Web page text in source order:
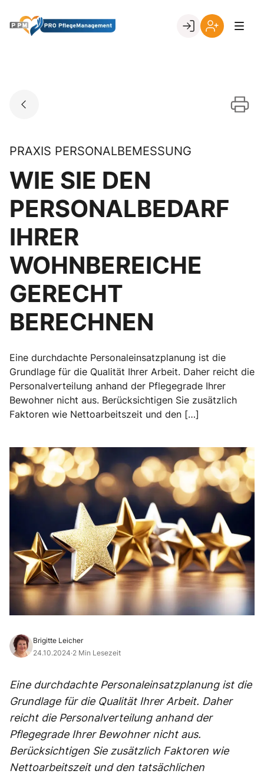
content
Go to landing page.
PRAXIS PERSONALBEMESSUNG
WIE SIE DEN
PERSONALBEDARF
IHRER
WOHNBEREICHE
GERECHT
BERECHNEN
Eine durchdachte Personaleinsatzplanung ist die
Grundlage für die Qualität Ihrer Arbeit. Daher reicht die
Personalverteilung anhand der Pflegegrade Ihrer
Bewohner nicht aus. Berücksichtigen Sie zusätzlich
Faktoren wie Nettoarbeitszeit und den […]
Brigitte Leicher
24.10.2024·2 Min Lesezeit
Eine durchdachte Personaleinsatzplanung ist die
Grundlage für die Qualität Ihrer Arbeit. Daher
reicht die Personalverteilung anhand der
Pflegegrade Ihrer Bewohner nicht aus.
Berücksichtigen Sie zusätzlich Faktoren wie
Nettoarbeitszeit und den tatsächlichen